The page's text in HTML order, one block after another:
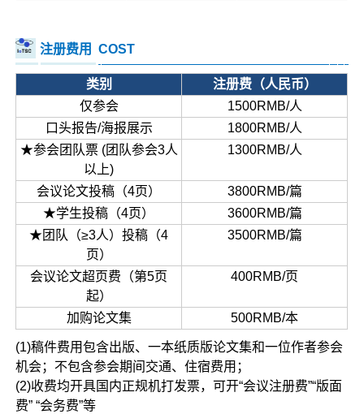
注册费用 COST
类别
注册费（人民币）
仅参会
1500RMB/人
口头报告/海报展示
1800RMB/人
★参会团队票 (团队参会3人
以上)
1300RMB/人
会议论文投稿（4页）
3800RMB/篇
★学生投稿（4页）
3600RMB/篇
★团队（≥3人）投稿（4
页）
3500RMB/篇
会议论文超页费（第5页
起）
400RMB/页
加购论文集 500RMB/本
(1)稿件费用包含出版、一本纸质版论文集和一位作者参会
机会；不包含参会期间交通、住宿费用；
(2)收费均开具国内正规机打发票，可开“会议注册费”“版面
费” “会务费”等